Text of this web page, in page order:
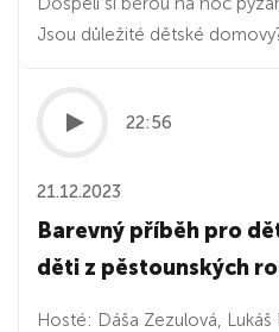
Jsou důležité dětské
22:56
21.12.2023
Barevný příběh pro
děti z pěstounských
Hosté: Dáša Zezulová,